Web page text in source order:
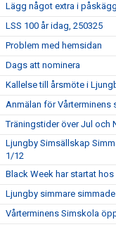
Lägg något extra i
LSS 100 år idag, 250325
Problem med hemsidan
Dags att nominera
Kallelse till årsmöte i
Anmälan för
Träningstider över Jul och
Ljungby Simsällskap
1/12
Black Week har startat
Ljungby simmare
Vårterminens Simskola